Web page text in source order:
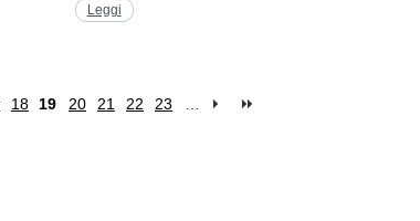
Leggi
18 19 20 21 22 23 …